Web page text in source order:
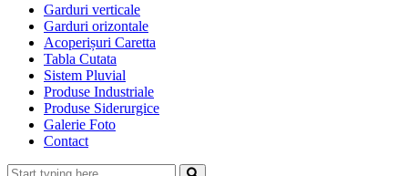
Garduri verticale
Garduri orizontale
Acoperișuri Caretta
Tabla Cutata
Sistem Pluvial
Produse Industriale
Produse Siderurgice
Galerie Foto
Contact